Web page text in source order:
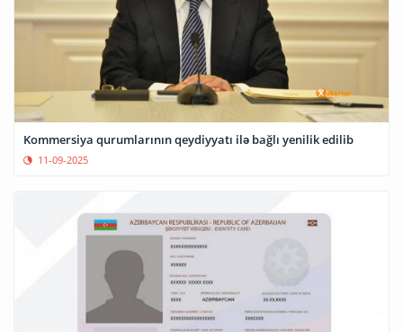
Kommersiya qurumlarının qeydiyyatı ilə bağlı yenilik edilib
11-09-2025